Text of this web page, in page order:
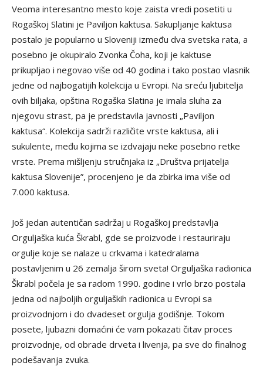
Veoma interesantno mesto koje zaista vredi posetiti u
Rogaškoj Slatini je Paviljon kaktusa. Sakupljanje kaktusa
postalo je popularno u Sloveniji između dva svetska rata, a
posebno je okupiralo Zvonka Čoha, koji je kaktuse
prikupljao i negovao više od 40 godina i tako postao vlasnik
jedne od najbogatijih kolekcija u Evropi. Na sreću ljubitelja
ovih biljaka, opština Rogaška Slatina je imala sluha za
njegovu strast, pa je predstavila javnosti „Paviljon
kaktusa“. Kolekcija sadrži različite vrste kaktusa, ali i
sukulente, među kojima se izdvajaju neke posebno retke
vrste. Prema mišljenju stručnjaka iz „Društva prijatelja
kaktusa Slovenije”, procenjeno je da zbirka ima više od
7.000 kaktusa.
Još jedan autentičan sadržaj u Rogaškoj predstavlja
Orguljaška kuća Škrabl, gde se proizvode i restauriraju
orgulje koje se nalaze u crkvama i katedralama
postavljenim u 26 zemalja širom sveta! Orguljaška radionica
Škrabl počela je sa radom 1990. godine i vrlo brzo postala
jedna od najboljih orguljaških radionica u Evropi sa
proizvodnjom i do dvadeset orgulja godišnje. Tokom
posete, ljubazni domaćini će vam pokazati čitav proces
proizvodnje, od obrade drveta i livenja, pa sve do finalnog
podešavanja zvuka.